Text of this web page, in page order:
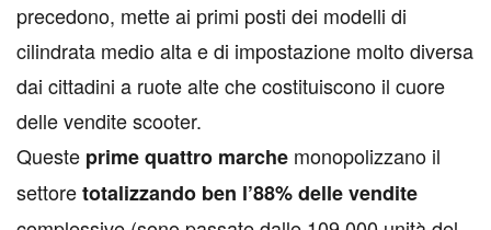
precedono, mette ai primi posti dei modelli di
cilindrata medio alta e di impostazione molto diversa
dai cittadini a ruote alte che costituiscono il cuore
delle vendite scooter.
Queste prime quattro marche monopolizzano il
settoretotalizzando ben l’88% delle vendite